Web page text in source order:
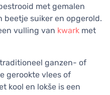
met gemalen
beetje suiker en opgerold.
vulling van kwark met
ganzen- of
gerookte vlees of
kool en lokše is een